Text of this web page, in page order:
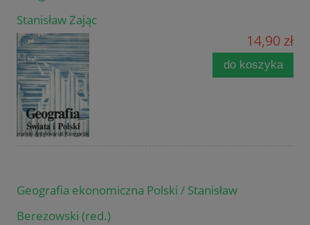
Stanisław Zając
14,90 zł
do koszyka
Geografia ekonomiczna Polski / Stanisław
Berezowski (red.)